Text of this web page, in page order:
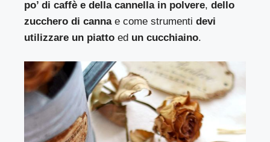
po’ di caffè e della cannella in polvere,dello
zucchero di cannae come strumentidevi
utilizzare un piatto ed un cucchiaino.